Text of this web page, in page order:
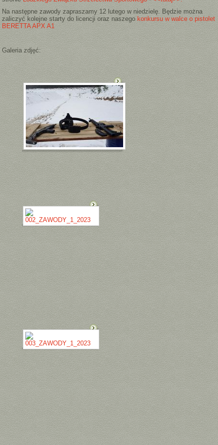
Na następne zawody zapraszamy 12 lutego w niedzielę. Będzie można
zaliczyć kolejne starty do licencji oraz naszego konkursu w walce o pistolet
BERETTA APX A1
Galeria zdjęć: